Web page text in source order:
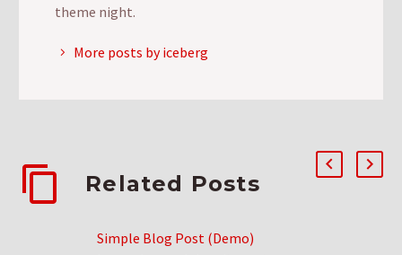
theme night.
More posts by iceberg
Related Posts
Simple Blog Post (Demo)